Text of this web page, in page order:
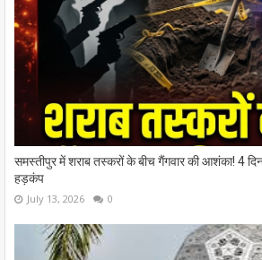
समस्तीपुर में शराब तस्करों के बीच गैंगवार की आशंका! 4
हड़कंप
July 13, 2026 0